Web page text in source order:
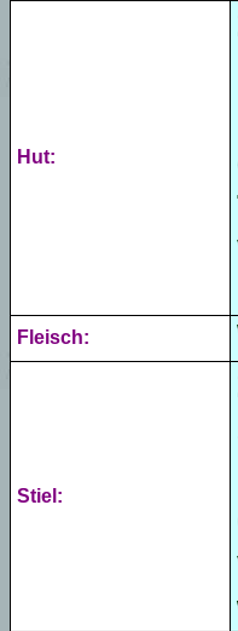
Hut:
Fleisch:
Stiel: